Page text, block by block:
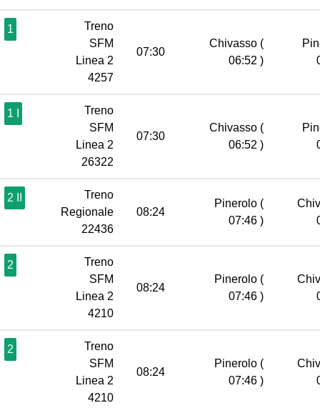
1
Treno
SFM
Linea 2
4257
07:30
Chivasso (
06:52 )
1 I
Treno
SFM
Linea 2
26322
07:30
Chivasso (
06:52 )
2 II
Treno
Regionale
22436
08:24
Pinerolo (
07:46 )
2
Treno
SFM
Linea 2
4210
08:24
Pinerolo (
07:46 )
2
Treno
SFM
Linea 2
4210
08:24
Pinerolo (
07:46 )